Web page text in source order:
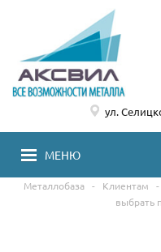
МЕНЮ
ул.
Металлобаза - Клиентам -
выбрать